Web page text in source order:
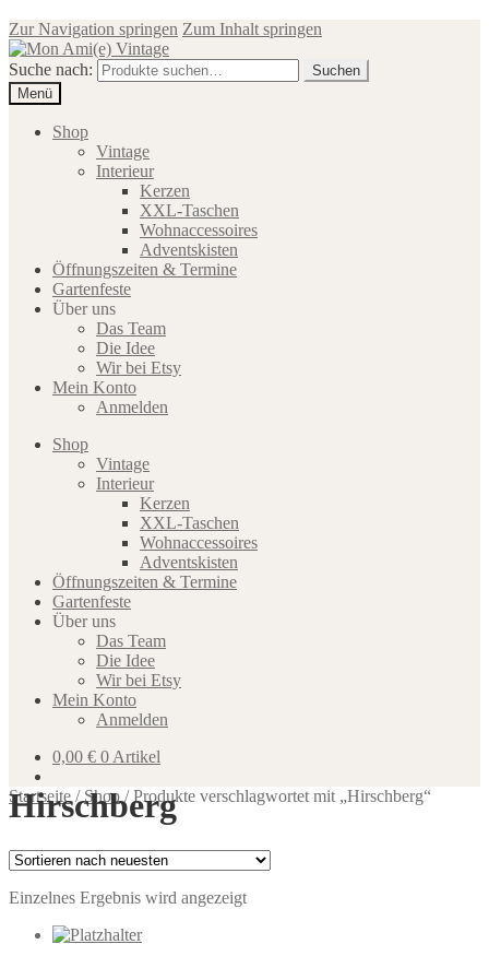
Zur Navigation springen Zum Inhalt springen
Suche nach:
Suchen
Menü
Shop
Vintage
Interieur
Kerzen
XXL-Taschen
Wohnaccessoires
Adventskisten
Öffnungszeiten & Termine
Gartenfeste
Über uns
Das Team
Die Idee
Wir bei Etsy
Mein Konto
Anmelden
Shop
Vintage
Interieur
Kerzen
XXL-Taschen
Wohnaccessoires
Adventskisten
Öffnungszeiten & Termine
Gartenfeste
Über uns
Das Team
Die Idee
Wir bei Etsy
Mein Konto
Anmelden
0,00 € 0 Artikel
Startseite / Shop /Produkte verschlagwortet mit „Hirschberg“
Hirschberg
Einzelnes Ergebnis wird angezeigt